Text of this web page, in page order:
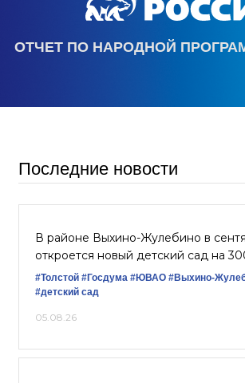
ОТЧЕТ ПО НАРОДНОЙ
Последние новости
В районе Выхино-Жулебино в
откроется новый детский сад на
#Толстой #Госдума #ЮВАО #Выхино-
#детский сад
05.08.26